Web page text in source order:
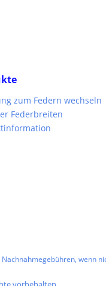
zum Federn wechseln
Federbreiten
wenn